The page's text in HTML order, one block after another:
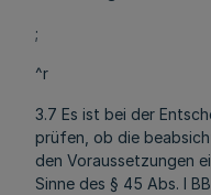
;
^r
3.7 Es ist bei der
prüfen, ob die
den Voraussetzungen
Sinne des § 45 Abs. l